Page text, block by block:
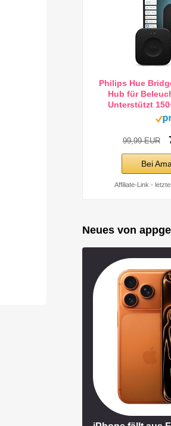
Philips Hue
Hub für
Unterstützt
99,99 EUR
Bei
Affiliate-Link -
Neues von